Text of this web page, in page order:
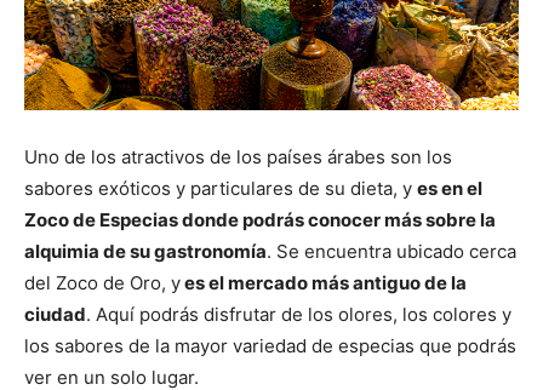
Uno de los atractivos de los países árabes son los
sabores exóticos y particulares de su dieta, y es en el
Zoco de Especias donde podrás conocer más sobre la
alquimia de su gastronomía. Se encuentra ubicado cerca
del Zoco de Oro, yes el mercado más antiguo de la
ciudad. Aquí podrás disfrutar de los olores, los colores y
los sabores de la mayor variedad de especias que podrás
ver en un solo lugar.